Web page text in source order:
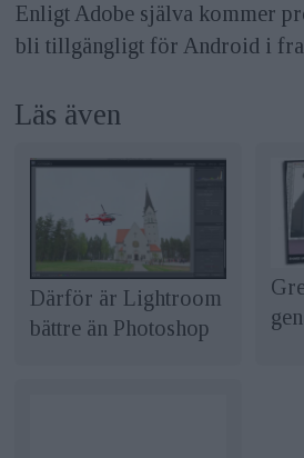
Enligt Adobe själva kommer
bli tillgängligt för Android i
Läs även
Därför är Lightroom
bättre än Photoshop